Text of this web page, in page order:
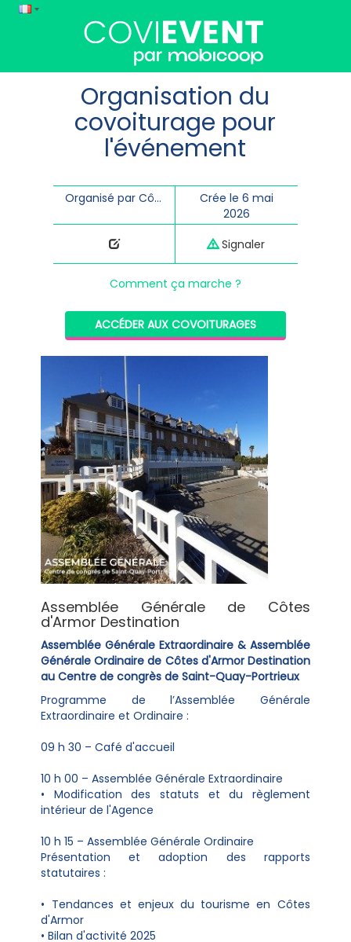
Organisation du
covoiturage pour
l'événement
Organisé par Côtes d'Armor Destination
Crée le 6 mai
2026
Signaler
Comment ça marche ?
ACCÉDER AUX COVOITURAGES
Assemblée Générale de Côtes
d'Armor Destination
Assemblée Générale Extraordinaire & Assemblée
Générale Ordinaire de Côtes d'Armor Destination
au Centre de congrès de Saint-Quay-Portrieux
Programme de l’Assemblée Générale
Extraordinaire et Ordinaire :
09 h 30 – Café d'accueil
10 h 00 – Assemblée Générale Extraordinaire
• Modification des statuts et du règlement
intérieur de l'Agence
10 h 15 – Assemblée Générale Ordinaire
Présentation et adoption des rapports
statutaires :
• Tendances et enjeux du tourisme en Côtes
d'Armor
• Bilan d'activité 2025